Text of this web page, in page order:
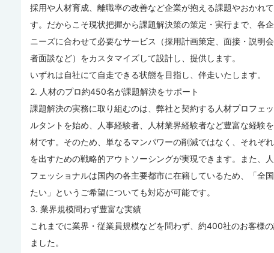
採用や人材育成、離職率の改善など企業が抱える課題やおかれ
す。だからこそ現状把握から課題解決策の策定・実行まで、各
ニーズに合わせて必要なサービス（採用計画策定、面接・説明
者面談など）をカスタマイズして設計し、提供します。
いずれは自社にて自走できる状態を目指し、伴走いたします。
2. 人材のプロ約450名が課題解決をサポート
課題解決の実務に取り組むのは、弊社と契約する人材プロフェ
ルタントを始め、人事経験者、人材業界経験者など豊富な経験
材です。そのため、単なるマンパワーの削減ではなく、それぞ
を出すための戦略的アウトソーシングが実現できます。また、
フェッショナルは国内の各主要都市に在籍しているため、「全
たい」というご希望についても対応が可能です。
3. 業界規模問わず豊富な実績
これまでに業界・従業員規模などを問わず、約400社のお客様
ました。